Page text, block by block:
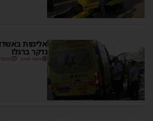
נדקר ברגלו
משה קאהן 18:04